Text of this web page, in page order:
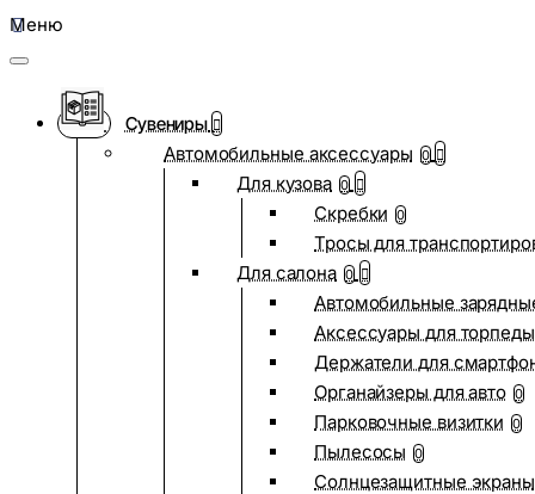
Меню
Сувениры
Автомобильные аксессуары 0
Для кузова 0
Скребки 0
Тросы для
Для салона 0
Автомобильные
Аксессуары для
Держатели для
Органайзеры для авто 0
Парковочные визитки 0
Пылесосы 0
Солнцезащитные экраны